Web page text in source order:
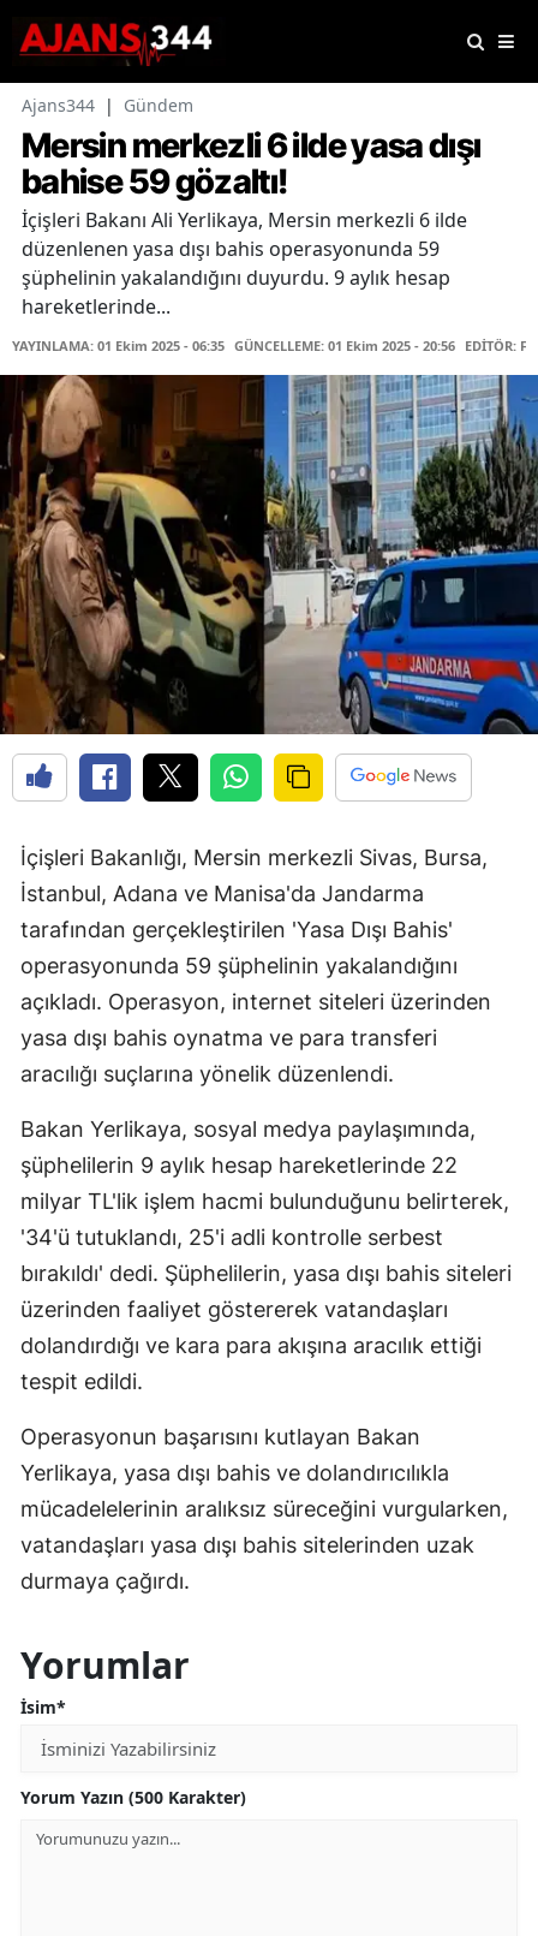
Ajans344 | Gündem
Mersin merkezli 6 ilde yasa dışı
bahise 59 gözaltı!
İçişleri Bakanı Ali Yerlikaya, Mersin merkezli 6 ilde
düzenlenen yasa dışı bahis operasyonunda 59
şüphelinin yakalandığını duyurdu. 9 aylık hesap
hareketlerinde...
YAYINLAMA: 01 Ekim 2025 - 06:35 GÜNCELLEME: 01 Ekim 2025 - 20:56 EDİTÖR:
İçişleri Bakanlığı, Mersin merkezli Sivas, Bursa,
İstanbul, Adana ve Manisa'da Jandarma
tarafından gerçekleştirilen 'Yasa Dışı Bahis'
operasyonunda 59 şüphelinin yakalandığını
açıkladı. Operasyon, internet siteleri üzerinden
yasa dışı bahis oynatma ve para transferi
aracılığı suçlarına yönelik düzenlendi.
Bakan Yerlikaya, sosyal medya paylaşımında,
şüphelilerin 9 aylık hesap hareketlerinde 22
milyar TL'lik işlem hacmi bulunduğunu belirterek,
'34'ü tutuklandı, 25'i adli kontrolle serbest
bırakıldı' dedi. Şüphelilerin, yasa dışı bahis siteleri
üzerinden faaliyet göstererek vatandaşları
dolandırdığı ve kara para akışına aracılık ettiği
tespit edildi.
Operasyonun başarısını kutlayan Bakan
Yerlikaya, yasa dışı bahis ve dolandırıcılıkla
mücadelelerinin aralıksız süreceğini vurgularken,
vatandaşları yasa dışı bahis sitelerinden uzak
durmaya çağırdı.
Yorumlar
İsim*
Yorum Yazın (500 Karakter)